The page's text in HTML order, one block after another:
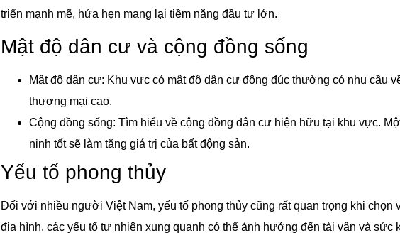
triển mạnh mẽ, hứa hẹn mang lại tiềm năng đầu tư lớn.
Mật độ dân cư và cộng đồng sống
Mật độ dân cư: Khu vực có mật độ dân cư đông đúc thường có nhu cầu
thương mại cao.
Cộng đồng sống: Tìm hiểu về cộng đồng dân cư hiện hữu tại khu vực.
ninh tốt sẽ làm tăng giá trị của bất động sản.
Yếu tố phong thủy
Đối với nhiều người Việt Nam, yếu tố phong thủy cũng rất quan trọng khi chọn
địa hình, các yếu tố tự nhiên xung quanh có thể ảnh hưởng đến tài vận và sức